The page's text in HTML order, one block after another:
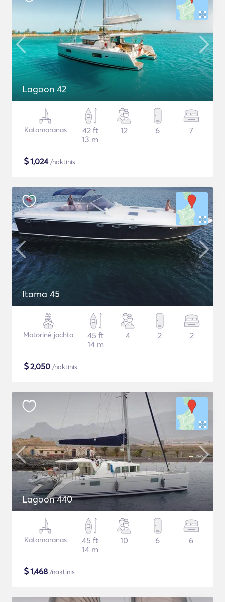
Lagoon 42
Katamaranas
42 ft
13 m
12 6 7
$1,024/naktinis
Itama 45
Motorinė jachta
45 ft
14 m
4 2 2
$2,050 /naktinis
Lagoon 440
Katamaranas
45 ft
14 m
10 6 6
$1,468 /naktinis